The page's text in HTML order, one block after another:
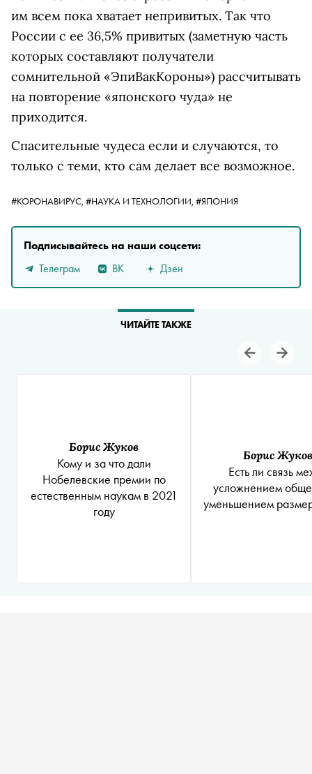
им всем пока хватает непривитых. Так что
России с ее 36,5% привитых (заметную часть
которых составляют получатели
сомнительной «ЭпиВакКороны») рассчитывать
на повторение «японского чуда» не
приходится.
Спасительные чудеса если и случаются, то
только с теми, кто сам делает все возможное.
#КОРОНАВИРУС, #НАУКА И ТЕХНОЛОГИИ, #ЯПОНИЯ
Подписывайтесь на наши соцсети:
Телеграм
ВК Дзен
ЧИТАЙТЕ ТАКЖЕ
Борис Жуков
Кому и за что дали
Нобелевские премии по
естественным наукам в 2021
году
Борис Жуков
Есть ли связь
усложнением
уменьшением